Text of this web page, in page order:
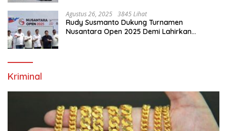
Agustus 26, 2025 3845 Lihat
Rudy Susmanto Dukung Turnamen
Nusantara Open 2025 Demi Lahirkan
Kriminal